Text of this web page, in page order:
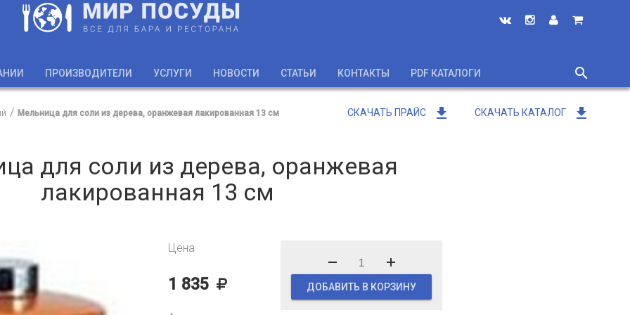
ПРОИЗВОДИТЕЛИ УСЛУГИ НОВОСТИ СТАТЬИ КОНТАКТЫ PDF КАТАЛОГИ
search
close
СКАЧАТЬ ПРАЙС get_app СКАЧАТЬ КАТАЛОГ get_app
Мельница для соли из дерева, оранжевая лакированная 13 см
для соли из дерева, оранжевая
лакированная 13 см
Цена
1 835 ДОБАВИТЬ В КОРЗИНУ